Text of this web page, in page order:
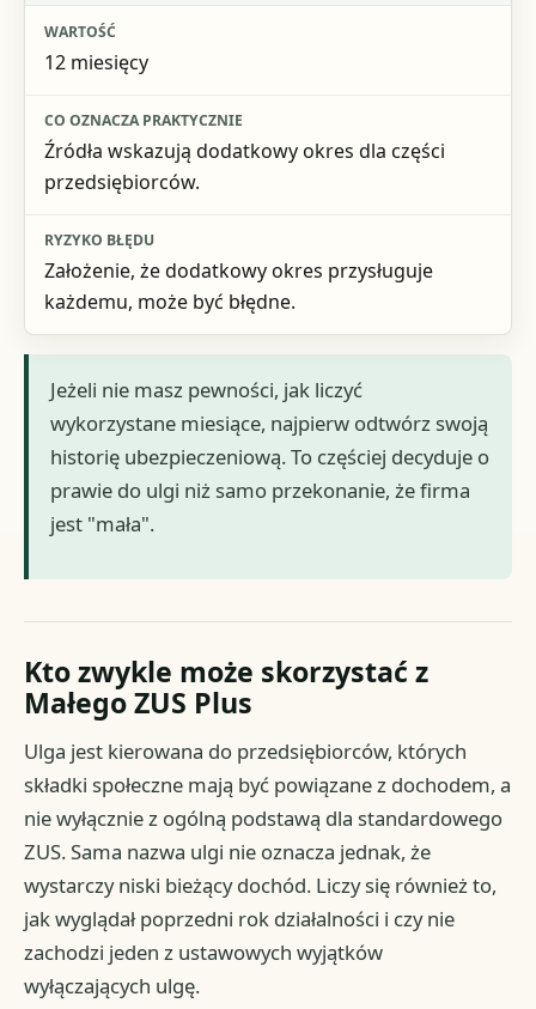
12 miesięcy
Źródła wskazują dodatkowy okres dla części
przedsiębiorców.
Założenie, że dodatkowy okres przysługuje
każdemu, może być błędne.
Jeżeli nie masz pewności, jak liczyć
wykorzystane miesiące, najpierw odtwórz swoją
historię ubezpieczeniową. To częściej decyduje o
prawie do ulgi niż samo przekonanie, że firma
jest "mała".
Kto zwykle może skorzystać z
Małego ZUS Plus
Ulga jest kierowana do przedsiębiorców, których
składki społeczne mają być powiązane z dochodem, a
nie wyłącznie z ogólną podstawą dla standardowego
ZUS. Sama nazwa ulgi nie oznacza jednak, że
wystarczy niski bieżący dochód. Liczy się również to,
jak wyglądał poprzedni rok działalności i czy nie
zachodzi jeden z ustawowych wyjątków
wyłączających ulgę.